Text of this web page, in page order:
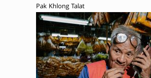
Pak Khlong Talat